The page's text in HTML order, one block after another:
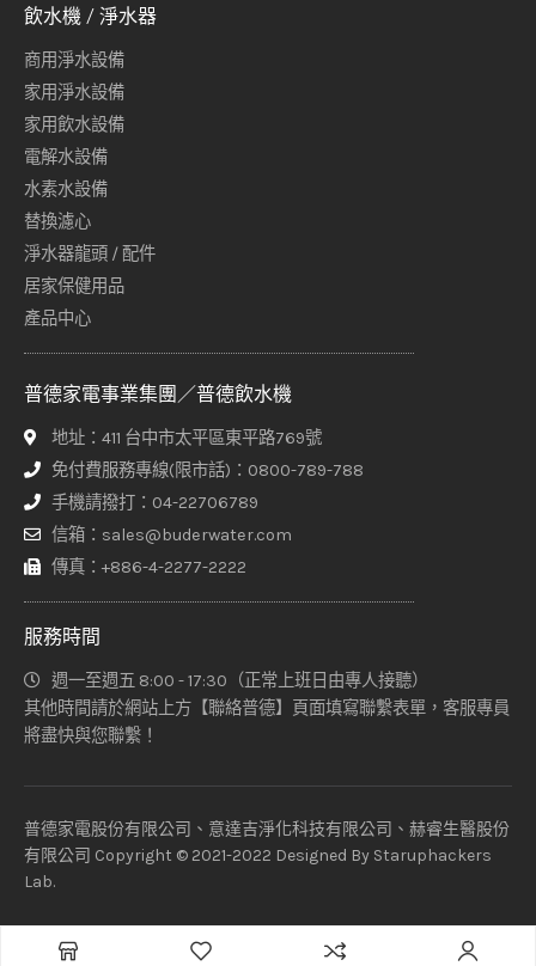
飲水機 / 淨水器
商用淨水設備
家用淨水設備
家用飲水設備
電解水設備
水素水設備
替換濾心
淨水器龍頭 / 配件
居家保健用品
產品中心
普德家電事業集團／普德飲水機
地址：411 台中市太平區東平路769號
免付費服務專線(限市話)：0800-789-788
手機請撥打：04-22706789
信箱：sales@buderwater.com
傳真：+886-4-2277-2222
服務時間
週一至週五 8:00 - 17:30（正常上班日由專人接聽）
其他時間請於網站上方【聯絡普德】頁面填寫聯繫表單，客服專員
將盡快與您聯繫！
普德家電股份有限公司、意達吉淨化科技有限公司、赫睿生醫股份
有限公司 Copyright © 2021-2022 Designed By Staruphackers
Lab.